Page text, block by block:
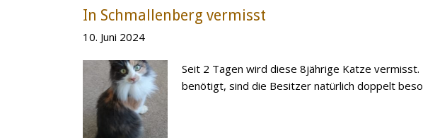
In Schmallenberg vermisst
10. Juni 2024
Seit 2 Tagen wird diese 8jährige Katze
benötigt, sind die Besitzer natürlich doppelt